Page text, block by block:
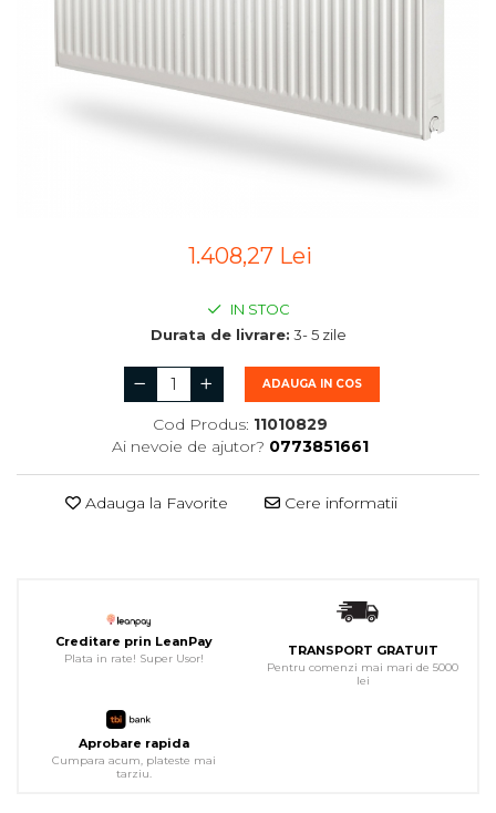
1.408,27 Lei
IN STOC
Durata de livrare: 3- 5 zile
ADAUGA IN COS
Cod Produs: 11010829
Ai nevoie de ajutor? 0773851661
Adauga la Favorite Cere informatii
Creditare prin LeanPay
Plata in rate! Super Usor!
TRANSPORT GRATUIT
Pentru comenzi mai mari de 5000
lei
Aprobare rapida
Cumpara acum, plateste mai
tarziu.